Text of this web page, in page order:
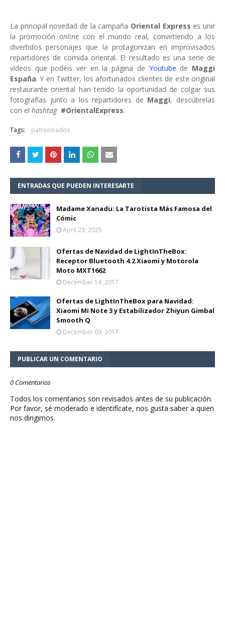
La principal novedad de la campaña Oriental Express es unir
la promoción online con el mundo real, convirtiendo a los
divertidos personajes que la protagonizan en improvisados
repartidores de comida oriental. El resultado es una serie de
vídeos que podéis ver en la página de Youtube de Maggi
España. Y en Twitter, los afortunados clientes de este original
restaurante oriental han tenido la oportunidad de colgar sus
fotografías junto a los repartidores de Maggi, descúbrelas
con el hashtag #OrientalExpress.
Tags: patrocinados
ENTRADAS QUE PUEDEN INTERESARTE
Madame Xanadu: La Tarotista Más Famosa del
Cómic
April 23, 2025
Ofertas de Navidad de LightInTheBox:
Receptor Bluetooth 4.2 Xiaomi y Motorola
Moto MXT1662
December 14, 2017
Ofertas de LightInTheBox para Navidad:
Xiaomi Mi Note 3 y Estabilizador Zhiyun Gimbal
Smooth Q
December 09, 2017
PUBLICAR UN COMENTARIO
0 Comentarios
Todos los comentarios son revisados antes de su publicación.
Por favor, sé moderado e identifícate, nos gusta saber a quien
nos dirigimos.